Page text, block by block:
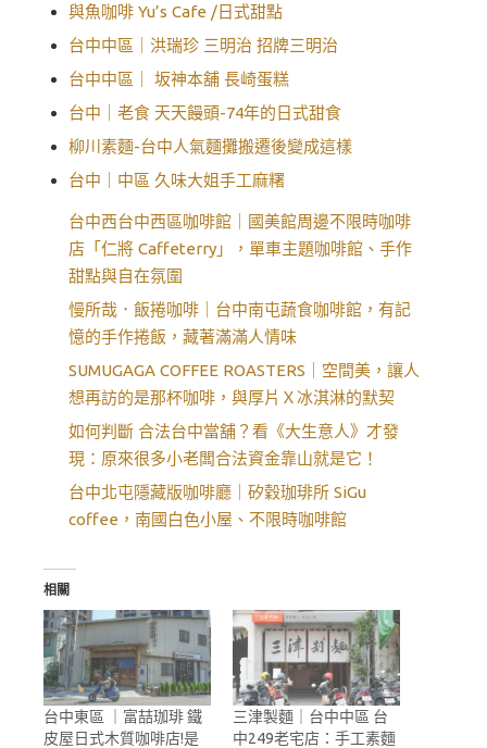
與魚咖啡 Yu’s Cafe /日式甜點
台中中區｜洪瑞珍 三明治 招牌三明治
台中中區｜ 坂神本舖 長崎蛋糕
台中｜老食 天天饅頭-74年的日式甜食
柳川素麵-台中人氣麵攤搬遷後變成這樣
台中｜中區 久味大姐手工麻糬
台中西台中西區咖啡館｜國美館周邊不限時咖啡
店「仁將 Caffeterry」，單車主題咖啡館、手作
甜點與自在氛圍
慢所哉．飯捲咖啡｜台中南屯蔬食咖啡館，有記
憶的手作捲飯，藏著滿滿人情味
SUMUGAGA COFFEE ROASTERS｜空間美，讓人
想再訪的是那杯咖啡，與厚片Ｘ冰淇淋的默契
如何判斷 合法台中當舖？看《大生意人》才發
現：原來很多小老闆合法資金靠山就是它！
台中北屯隱藏版咖啡廳｜矽穀珈琲所 SiGu
coffee，南國白色小屋、不限時咖啡館
相關
台中東區 ｜富喆珈琲 鐵
皮屋日式木質咖啡店!是
三津製麵｜台中中區 台
中249老宅店：手工素麵